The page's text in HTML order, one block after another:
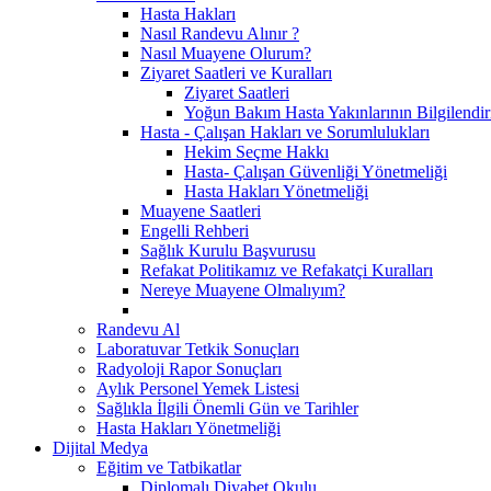
Hasta Hakları
Nasıl Randevu Alınır ?
Nasıl Muayene Olurum?
Ziyaret Saatleri ve Kuralları
Ziyaret Saatleri
Yoğun Bakım Hasta Yakınlarının
Hasta - Çalışan Hakları ve Sorumlulukları
Hekim Seçme Hakkı
Hasta- Çalışan Güvenliği Yönetmeliği
Hasta Hakları Yönetmeliği
Muayene Saatleri
Engelli Rehberi
Sağlık Kurulu Başvurusu
Refakat Politikamız ve Refakatçi Kuralları
Nereye Muayene Olmalıyım?
Randevu Al
Laboratuvar Tetkik Sonuçları
Radyoloji Rapor Sonuçları
Aylık Personel Yemek Listesi
Sağlıkla İlgili Önemli Gün ve Tarihler
Hasta Hakları Yönetmeliği
Dijital Medya
Eğitim ve Tatbikatlar
Diplomalı Diyabet Okulu